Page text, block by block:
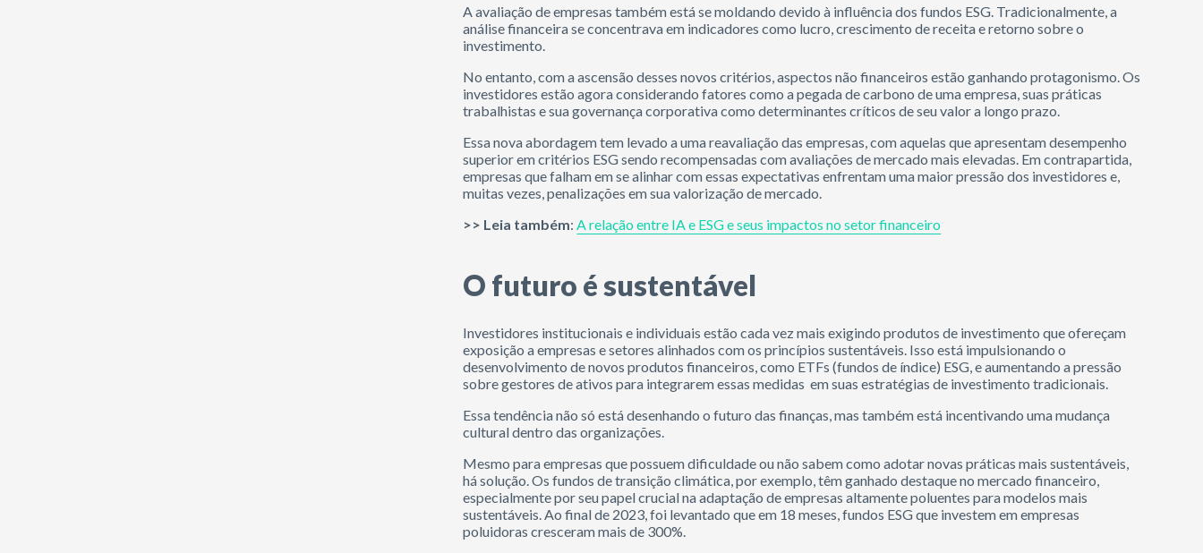
A avaliação de empresas também está se moldando devido à influência dos fundos ESG. Tradicionalmente, a
análise financeira se concentrava em indicadores como lucro, crescimento de receita e retorno sobre o
investimento.
No entanto, com a ascensão desses novos critérios, aspectos não financeiros estão ganhando protagonismo. Os
investidores estão agora considerando fatores como a pegada de carbono de uma empresa, suas práticas
trabalhistas e sua governança corporativa como determinantes críticos de seu valor a longo prazo.
Essa nova abordagem tem levado a uma reavaliação das empresas, com aquelas que apresentam desempenho
superior em critérios ESG sendo recompensadas com avaliações de mercado mais elevadas. Em contrapartida,
empresas que falham em se alinhar com essas expectativas enfrentam uma maior pressão dos investidores e,
muitas vezes, penalizações em sua valorização de mercado.
>> Leia também:A relação entre IA e ESG e seus impactos no setor financeiro
O futuro é sustentável
Investidores institucionais e individuais estão cada vez mais exigindo produtos de investimento que ofereçam
exposição a empresas e setores alinhados com os princípios sustentáveis. Isso está impulsionando o
desenvolvimento de novos produtos financeiros, como ETFs (fundos de índice) ESG, e aumentando a pressão
sobre gestores de ativos para integrarem essas medidas em suas estratégias de investimento tradicionais.
Essa tendência não só está desenhando o futuro das finanças, mas também está incentivando uma mudança
cultural dentro das organizações.
Mesmo para empresas que possuem dificuldade ou não sabem como adotar novas práticas mais sustentáveis,
há solução. Os fundos de transição climática, por exemplo, têm ganhado destaque no mercado financeiro,
especialmente por seu papel crucial na adaptação de empresas altamente poluentes para modelos mais
sustentáveis. Ao final de 2023, foi levantado que em 18 meses, fundos ESG que investem em empresas
poluidoras cresceram mais de 300%.